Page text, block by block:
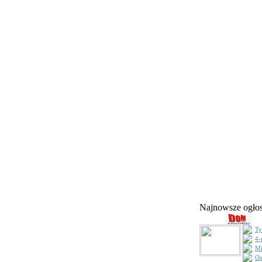
Najnowsze
4-